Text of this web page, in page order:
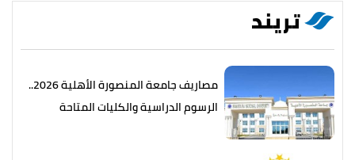
تريند
مصاريف جامعة المنصورة الأهلية 2026..
الرسوم الدراسية والكليات المتاحة